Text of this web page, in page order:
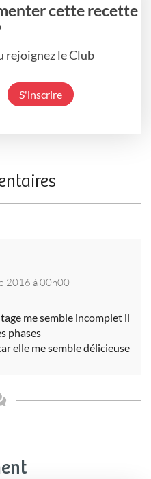
cette recette
rejoignez le Club
S'inscrire
2016 à 00h00
me semble incomplet il
phases
elle me semble délicieuse